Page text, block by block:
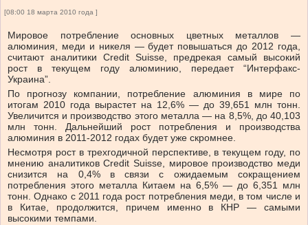
[08:00 18 марта 2010 года ]
Мировое потребление основных цветных металлов —
алюминия, меди и никеля — будет повышаться до 2012 года,
считают аналитики Credit Suisse, предрекая самый высокий
рост в текущем году алюминию, передает “Интерфакс-
Украина”.
По прогнозу компании, потребление алюминия в мире по
итогам 2010 года вырастет на 12,6% — до 39,651 млн тонн.
Увеличится и производство этого металла — на 8,5%, до 40,103
млн тонн. Дальнейший рост потребления и производства
алюминия в 2011-2012 годах будет уже скромнее.
Несмотря рост в трехгодичной перспективе, в текущем году, по
мнению аналитиков Credit Suisse, мировое производство меди
снизится на 0,4% в связи с ожидаемым сокращением
потребления этого металла Китаем на 6,5% — до 6,351 млн
тонн. Однако с 2011 года рост потребления меди, в том числе и
в Китае, продолжится, причем именно в КНР — самыми
высокими темпами.